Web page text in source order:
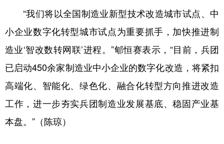
“我们将以全国制造业新型技术改造城市试点、中
小企业数字化转型城市试点为重要抓手，加快推进制
造业‘智改数转网联’进程。”郇恒赛表示，“目前，兵团
已启动450余家制造业中小企业的数字化改造，将紧扣
高端化、智能化、绿色化、融合化转型方向推进改造
工作，进一步夯实兵团制造业发展基底、稳固产业基
本盘。”（陈琼）